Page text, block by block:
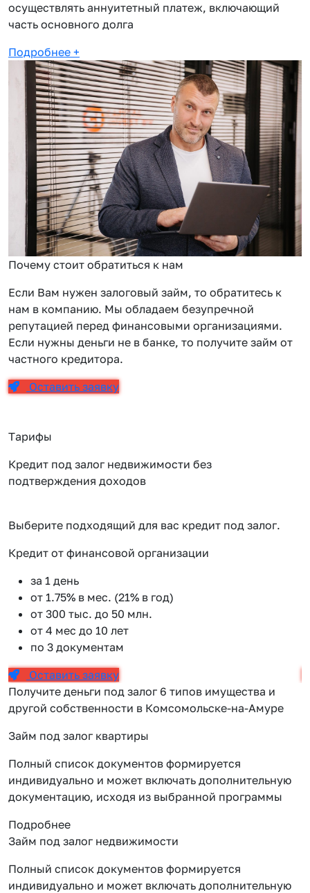
осуществлять аннуитетный платеж, включающий
часть основного долга
Подробнее +
Почему стоит обратиться к нам
Если Вам нужен залоговый займ, то обратитесь к
нам в компанию. Мы обладаем безупречной
репутацией перед финансовыми организациями.
Если нужны деньги не в банке, то получите займ от
частного кредитора.
Оставить заявку
Тарифы
Кредит под залог недвижимости без
подтверждения доходов
Выберите подходящий для вас кредит под залог.
Кредит от финансовой организации
за 1 день
от 1.75% в мес. (21% в год)
от 300 тыс. до 50 млн.
от 4 мес до 10 лет
по 3 документам
Оставить заявку
Получите деньги под залог 6 типов имущества и
другой собственности в Комсомольске-на-Амуре
Займ под залог квартиры
Полный список документов формируется
индивидуально и может включать дополнительную
документацию, исходя из выбранной программы
Подробнее
Займ под залог недвижимости
Полный список документов формируется
индивидуально и может включать дополнительную